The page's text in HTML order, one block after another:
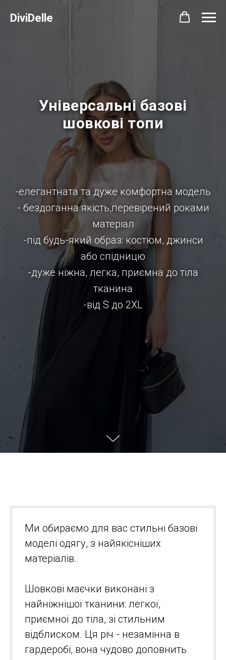
DiviDelle
Універсальні базові
шовкові топи
-елегантната та дуже комфортна модель
- бездоганна якість,перевірений роками
матеріал
-під будь-який образ: костюм, джинси
або спідницю
-дуже ніжна, легка, приємна до тіла
тканина
-від S до 2XL
Ми обираємо для вас стильні базові
моделі одягу, з найякісніших
матеріалів.
Шовкові маєчки виконані з
найніжнішої тканини: легкої,
приємної до тіла, зі стильним
відблиском. Ця річ - незамінна в
гардеробі, вона чудово доповнить